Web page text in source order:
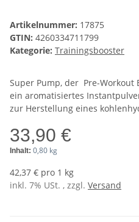
Artikelnummer: 17875
GTIN: 4260334711799
Kategorie: Trainingsbooster
Super Pump, der Pre-Workout
ein aromatisiertes
zur Herstellung eines
33,90 €
Inhalt: 0,80 kg
42,37 € pro 1 kg
inkl. 7% USt. , zzgl. Versand